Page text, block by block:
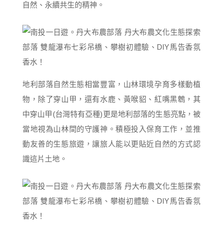
自然、永續共生的精神。
地利部落自然生態相當豐富，山林環境孕育多樣動植
物，除了穿山甲，還有水鹿、黃喉貂、紅嘴黑鵯，其
中穿山甲(台灣特有亞種)更是地利部落的生態亮點，被
當地視為山林間的守護神。積極投入保育工作，並推
動友善的生態旅遊，讓旅人能以更貼近自然的方式認
識這片土地。